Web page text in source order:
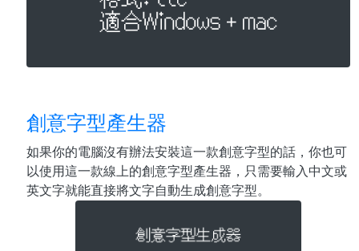
創意字型產生器
如果你的電腦沒有辦法安裝這一款創意字型的話，你也可
以使用這一款線上的創意字型產生器，只需要輸入中文或
英文字就能直接將文字自動生成創意字型。